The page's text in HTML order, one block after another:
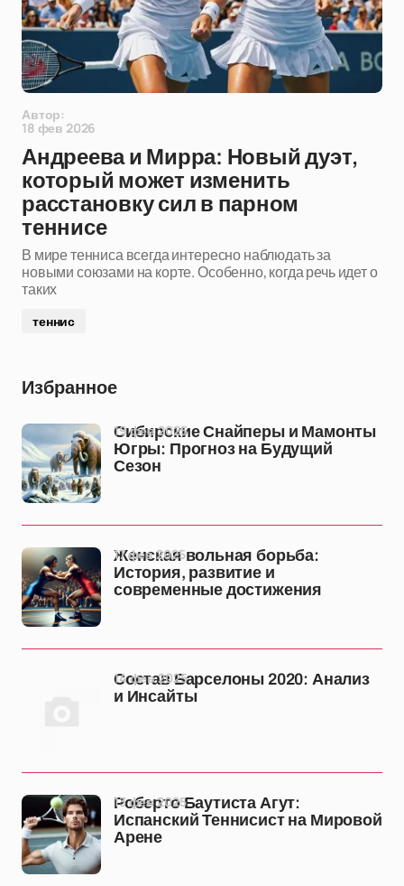
Автор:
18 фев 2026
Андреева и Мирра: Новый дуэт,
который может изменить
расстановку сил в парном
теннисе
В мире тенниса всегда интересно наблюдать за
новыми союзами на корте. Особенно, когда речь идет о
таких
теннис
Избранное
Сибирские Снайперы и Мамонты
Югры: Прогноз на Будущий
Сезон
19 фев 2025
Женская вольная борьба:
История, развитие и
современные достижения
17 фев 2025
Состав Барселоны 2020: Анализ
и Инсайты
14 фев 2025
Роберто Баутиста Агут:
Испанский Теннисист на Мировой
Арене
13 фев 2025